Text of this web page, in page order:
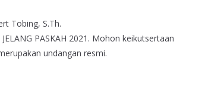
Tobing, S.Th.
PASKAH 2021. Mohon keikutsertaan
undangan resmi.